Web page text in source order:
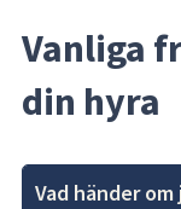
Vanliga
din hyra
Vad händer